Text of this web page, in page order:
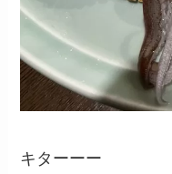
キターーー